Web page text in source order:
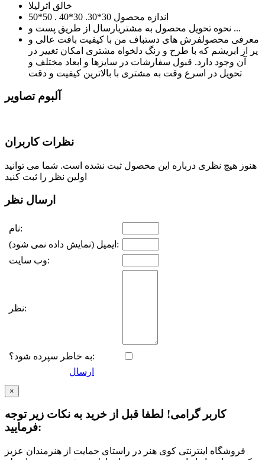
خالق اثر لیلا
اندازه محصول 30*30. 30*40 . 50*50
نحوه تحویل محصول به مشتری ارسال از طریق پست و ...
معرفی محصولفرش های دستباف من با کیفیت بافت عالی و
پر از ابریشم که با طرح و رنگ دلخواه مشتری امکان تغییر در
آن وجود دارد. قبول سفارشات در سایزها و ابعاد مختلف و
تحویل در اسرع وقت به مشتری با بالاترین کیفیت و دقت
آلبوم تصاویر
نظرات کاربران
هنوز هیچ نظری درباره این محصول ثبت نشده است. شما می توانید
اولین نظر را ثبت کنید
ارسال نظر
نام:
ایمیل (نمایش داده نمی شود):
وب سایت:
نظر:
به خاطر سپرده شود؟:
ارسال
×
کاربر گرامی! لطفا قبل از خرید به نکات زیر توجه
فرمایید:
فروشگاه اینترنتی کوی هنر در راستای حمایت از هنرمندان عزیز